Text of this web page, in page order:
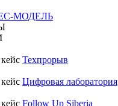
МОДЕЛЬ
Техпрорыв
Цифровая лаборатория
Follow Up Siberia